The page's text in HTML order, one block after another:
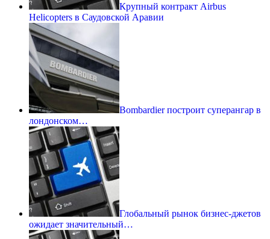
Крупный контракт Airbus
Helicopters в Саудовской Аравии
Bombardier построит суперангар в
лондонском…
Глобальный рынок бизнес-джетов
ожидает значительный…